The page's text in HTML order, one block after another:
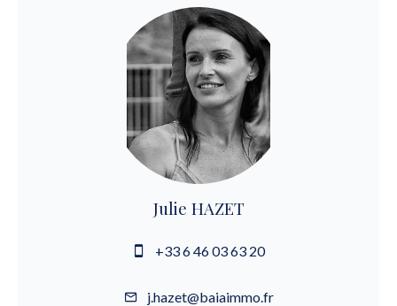
Julie HAZET
+33 6 46 03 63 20
j.hazet@baiaimmo.fr